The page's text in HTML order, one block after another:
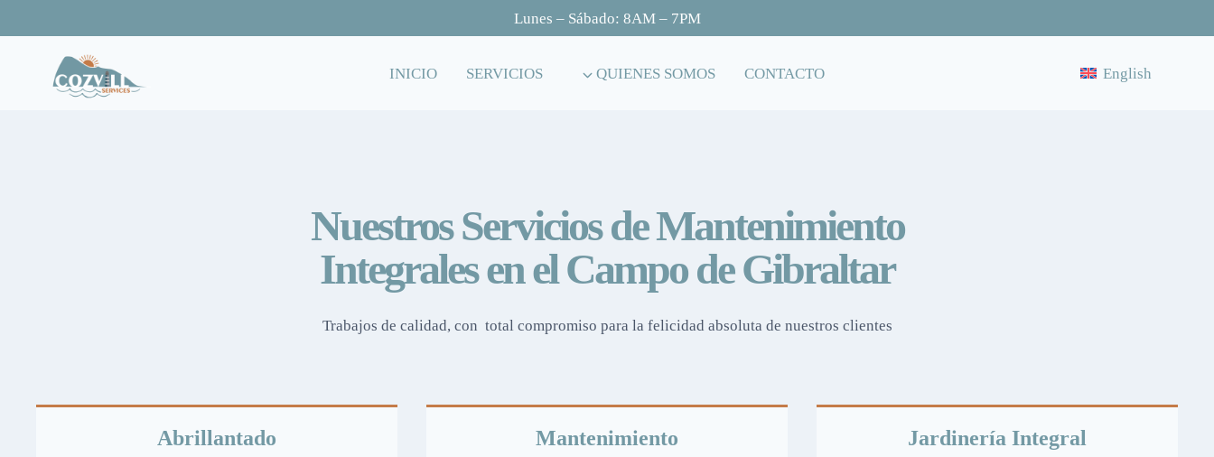
al
contenido
Lunes – Sábado: 8AM – 7PM
INICIO SERVICIOS QUIENES SOMOS CONTACTO English
Nuestros Servicios de Mantenimiento
Integrales en el Campo de Gibraltar
Trabajos de calidad, con total compromiso para la felicidad absoluta de nuestros clientes
Abrillantado Mantenimiento Jardinería Integral